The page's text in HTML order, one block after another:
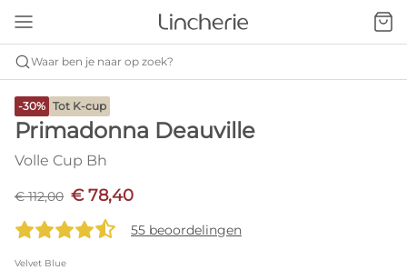
Waar ben je naar op zoek?
-30% Tot K-cup
Primadonna Deauville
Volle Cup Bh
€ 112,00 € 78,40
55 beoordelingen
Velvet Blue